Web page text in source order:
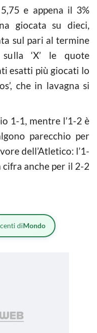
e appena il 3%
giocata su dieci,
sul pari al termine
‘X’ le quote
esatti più giocati lo
che in lavagna si
1-1, mentre l’1-2 è
parecchio per
dell’Atletico: l’1-
cifra anche per il 2-2
diMondo